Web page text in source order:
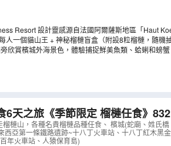
Resort 設計靈感源自法國阿爾薩斯地區「Haut
周圍為未受破壞的自然土地，環境寧靜清幽。客房採
為您帶來不一般的度假享受。
人一個貓山王 + 神秘榴槤盲盒（附設8粒榴槤，隨機
（金包）、D78（甜姐兒）(每款各2粒)）+ 椰子
有所變更，敬請留意。
欣賞檳城外海景色，體驗捕捉鮮美魚類、蛤蜊和螃
6天之旅《季節限定 榴槤任食》
隻螃蟹及清蒸海蝦）、乘船夜觀
槤山，各種名貴榴槤品種任食、 檳城(蛇廟、姓氏
西亞第一條鐵路遺跡~十八丁火車站、十八丁紅木黑
年火車站、人猿保育島)